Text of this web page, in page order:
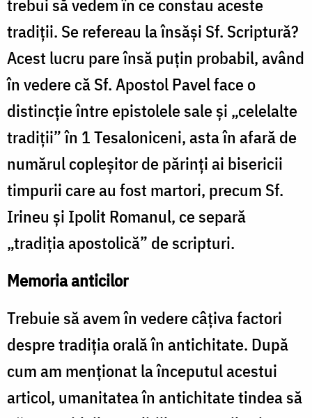
trebui să vedem în ce constau aceste
tradiții. Se refereau la însăși Sf. Scriptură?
Acest lucru pare însă puțin probabil, având
în vedere că Sf. Apostol Pavel face o
distincție între epistolele sale și „celelalte
tradiţii” în 1 Tesaloniceni, asta în afară de
numărul copleşitor de părinţi ai bisericii
timpurii care au fost martori, precum Sf.
Irineu şi Ipolit Romanul, ce separă
„tradiţia apostolică” de scripturi.
Memoria anticilor
Trebuie să avem în vedere câţiva factori
despre tradiţia orală în antichitate. După
cum am menționat la începutul acestui
articol, umanitatea în antichitate tindea să